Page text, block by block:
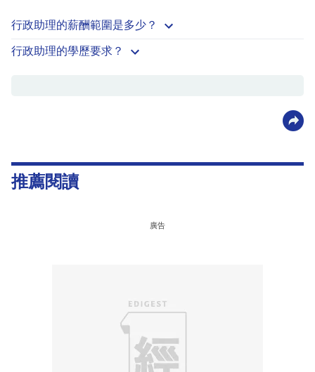
行政助理的薪酬範圍是多少？
行政助理的學歷要求？
推薦閱讀
廣告